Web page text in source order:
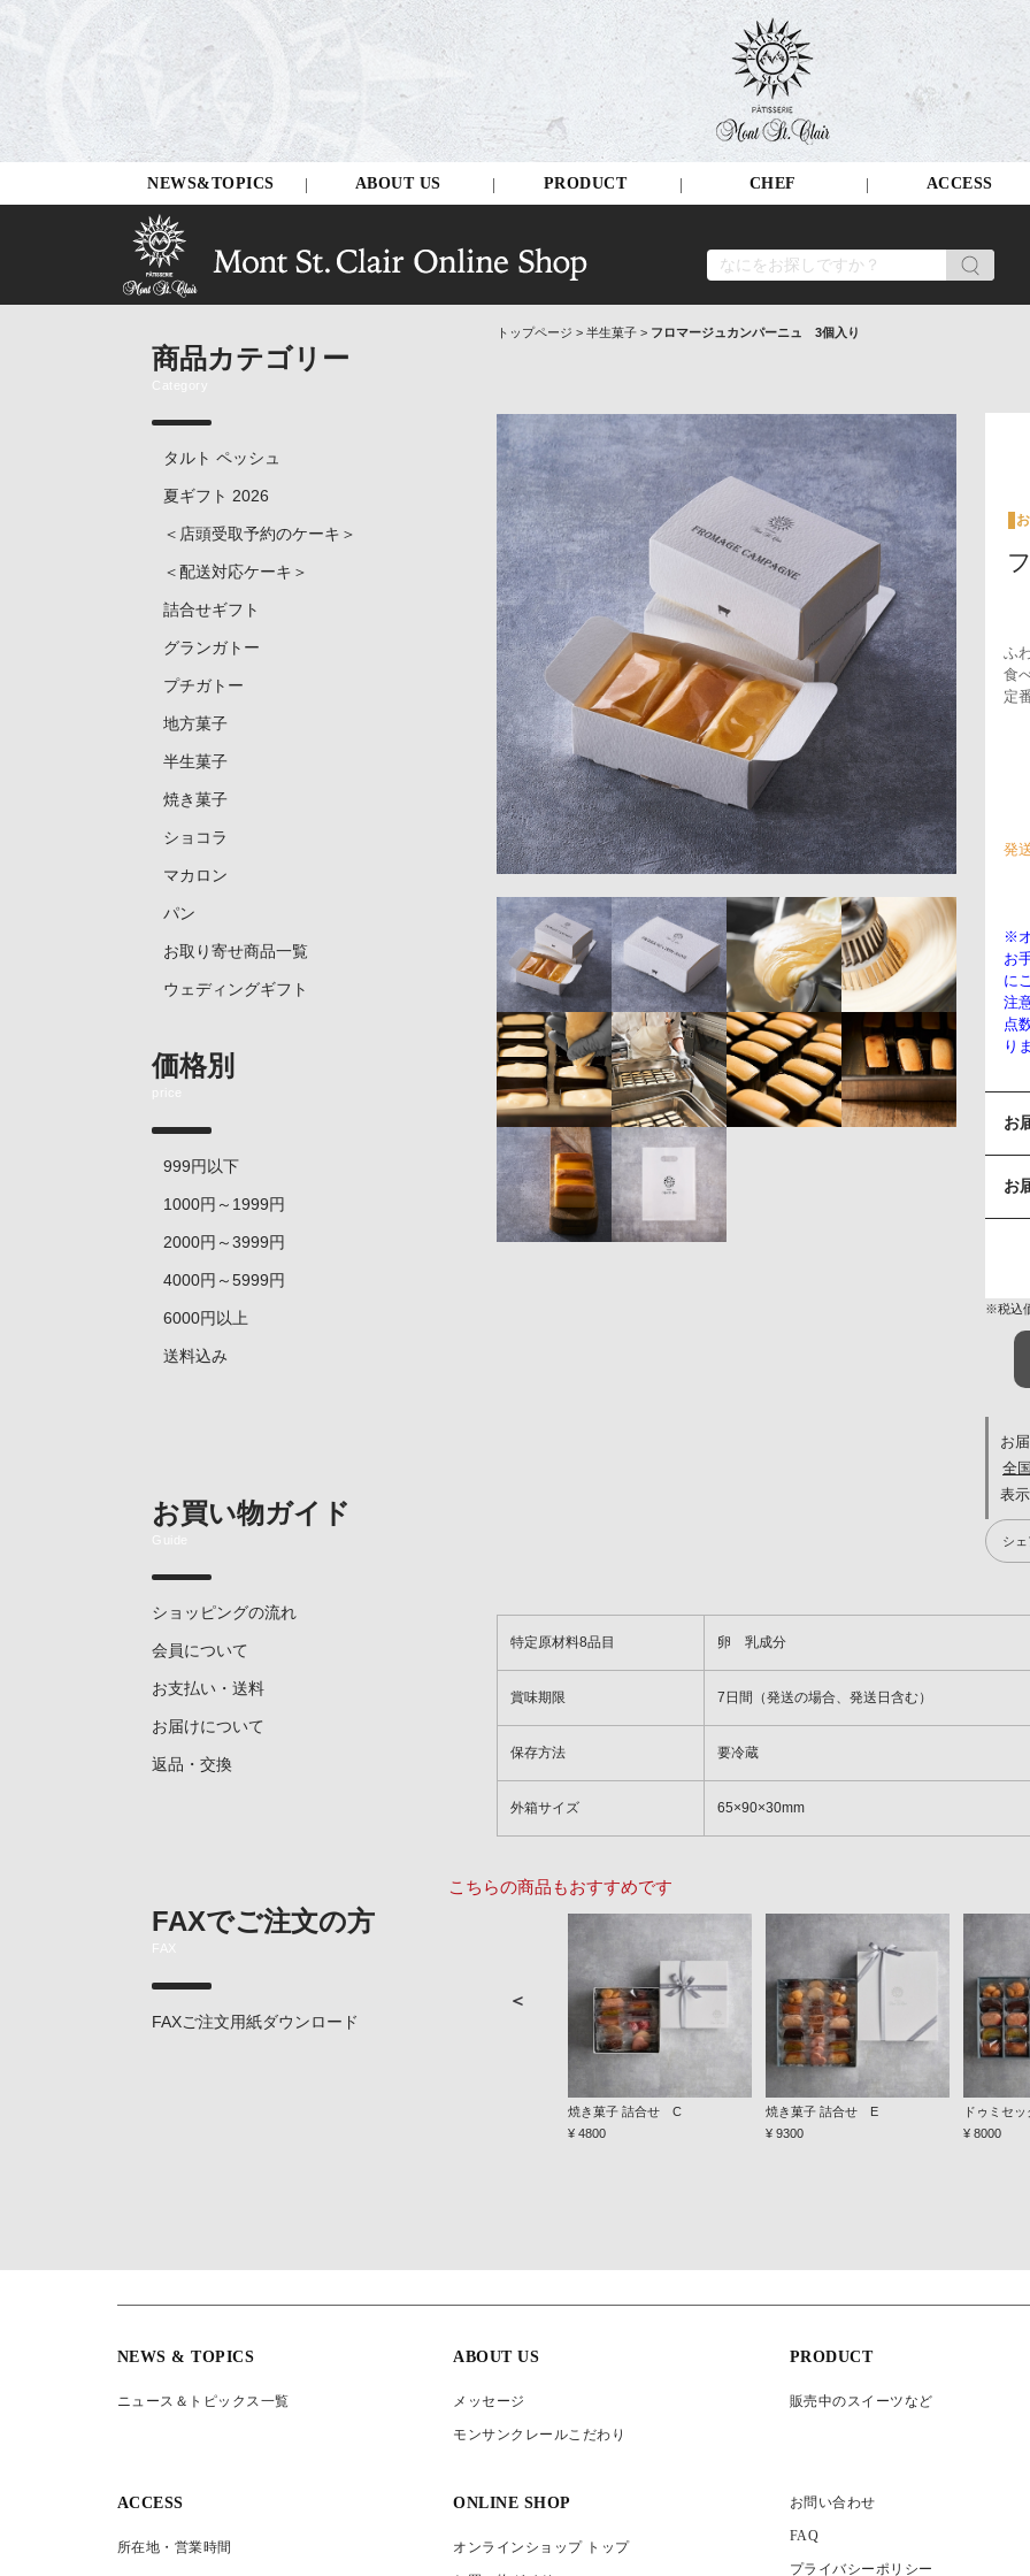
NEWS&TOPICS ABOUT US PRODUCT CHEF ACCESS
商品カテゴリー
Category
タルト ペッシュ
夏ギフト 2026
＜店頭受取予約のケーキ＞
＜配送対応ケーキ＞
詰合せギフト
グランガトー
プチガトー
地方菓子
半生菓子
焼き菓子
ショコラ
マカロン
パン
お取り寄せ商品一覧
ウェディングギフト
価格別
price
999円以下
1000円～1999円
2000円～3999円
4000円～5999円
6000円以上
送料込み
お買い物ガイド
ショッピングの流れ
会員について
お支払い・送料
お届けについて
返品・交換
FAXでご注文の方
FAX
FAXご注文用紙ダウンロード
トップページ > 半生菓子 > フロマージュカンパーニュ 3個入り
ふ
食
定
発
※
お
に
注
点
り
お
お
※税込
お
全
シ
特定原材料8品目 卵 乳成分
賞味期限 7日間（発送の場合、発送日含む）
保存方法 要冷蔵
外箱サイズ 65×90×30mm
こちらの商品もおすすめです
焼き菓子 詰合せ C
¥ 4800
焼き菓子 詰合せ E
¥ 9300
ドゥミセ
¥ 8000
＜
NEWS & TOPICS
ニュース＆トピックス一覧
ABOUT US
メッセージ
モンサンクレールこだわり
PRODUCT
販売中のスイーツなど
ACCESS
所在地・営業時間
ONLINE SHOP
オンラインショップ トップ
お問い合わせ
FAQ
プライバシーポリシー